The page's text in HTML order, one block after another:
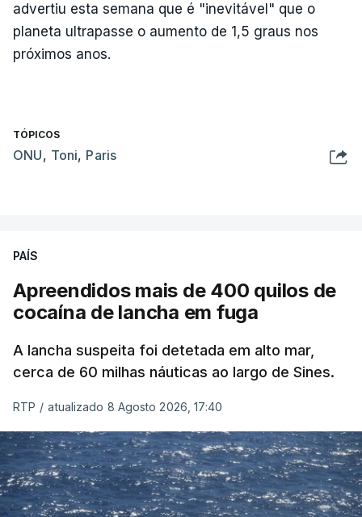
advertiu esta semana que é "inevitável" que o
planeta ultrapasse o aumento de 1,5 graus nos
próximos anos.
TÓPICOS
ONU, Toni, Paris
PAÍS
Apreendidos mais de 400 quilos de
cocaína de lancha em fuga
A lancha suspeita foi detetada em alto mar,
cerca de 60 milhas náuticas ao largo de Sines.
RTP / atualizado 8 Agosto 2026, 17:40